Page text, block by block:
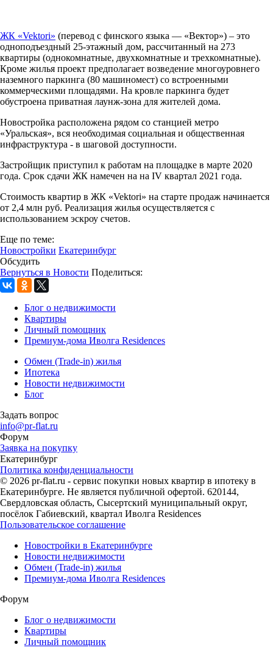
ЖК «Vektori» (перевод с финского языка — «Вектор») – это
одноподъездный 25-этажный дом, рассчитанный на 273
квартиры (однокомнатные, двухкомнатные и трехкомнатные).
Кроме жилья проект предполагает возведение многоуровнего
наземного паркинга (80 машиномест) со встроенными
коммерческими площадями. На кровле паркинга будет
обустроена приватная лаунж-зона для жителей дома.
Новостройка расположена рядом со станцией метро
«Уральская», вся необходимая социальная и общественная
инфраструктура - в шаговой доступности.
Застройщик приступил к работам на площадке в марте 2020
года. Срок сдачи ЖК намечен на на IV квартал 2021 года.
Стоимость квартир в ЖК «Vektori» на старте продаж начинается
от 2,4 млн руб. Реализация жилья осуществляется с
использованием эскроу счетов.
Еще по теме:
Новостройки Екатеринбург
Обсудить
Вернуться в Новости Поделиться:
Блог о недвижимости
Квартиры
Личный помощник
Премиум-дома Иволга Residences
Обмен (Trade-in) жилья
Ипотека
Новости недвижимости
Блог
Задать вопрос
info@pr-flat.ru
Форум
Заявка на покупку
Екатеринбург
Политика конфиденциальности
© 2026 pr-flat.ru - сервис покупки новых квартир в ипотеку в
Екатеринбурге. Не является публичной офертой. 620144,
Свердловская область, Сысертский муниципальный округ,
посёлок Габиевский, квартал Иволга Residences
Пользовательское соглашение
Новостройки в Екатеринбурге
Новости недвижимости
Обмен (Trade-in) жилья
Премиум-дома Иволга Residences
Форум
Блог о недвижимости
Квартиры
Личный помощник